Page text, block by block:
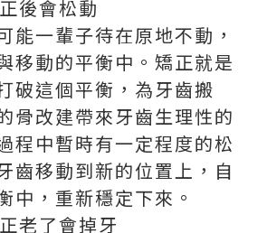
後會松動
能一輩子待在原地不動，
移動的平衡中。矯正就是
破這個平衡，為牙齒搬
骨改建帶來牙齒生理性的
程中暫時有一定程度的松
齒移動到新的位置上，自
中，重新穩定下來。
老了會掉牙